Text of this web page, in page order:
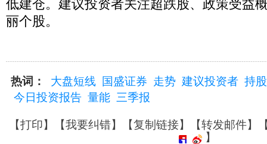
低建仓。建议投资者关注超跌股、政策受益
丽个股。
热词： 大盘短线 国盛证券 走势 建议投资者 持股
今日投资报告 量能 三季报
【打印】【我要纠错】【复制链接】【转发邮件】
】